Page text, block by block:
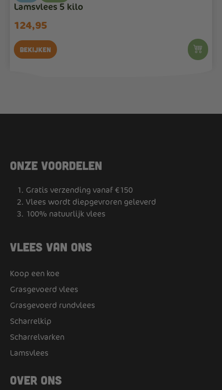
Lamsvlees 5 kilo
124,95
Bekijken
Onze voordelen
Gratis verzending vanaf €150
Vlees wordt diepgevroren geleverd
100% natuurlijk vlees
Vlees van ons
Koop een koe
Grasgevoerd vlees
Grasgevoerd rundvlees
Scharrelkip
Scharrelvarken
Lamsvlees
Over ons